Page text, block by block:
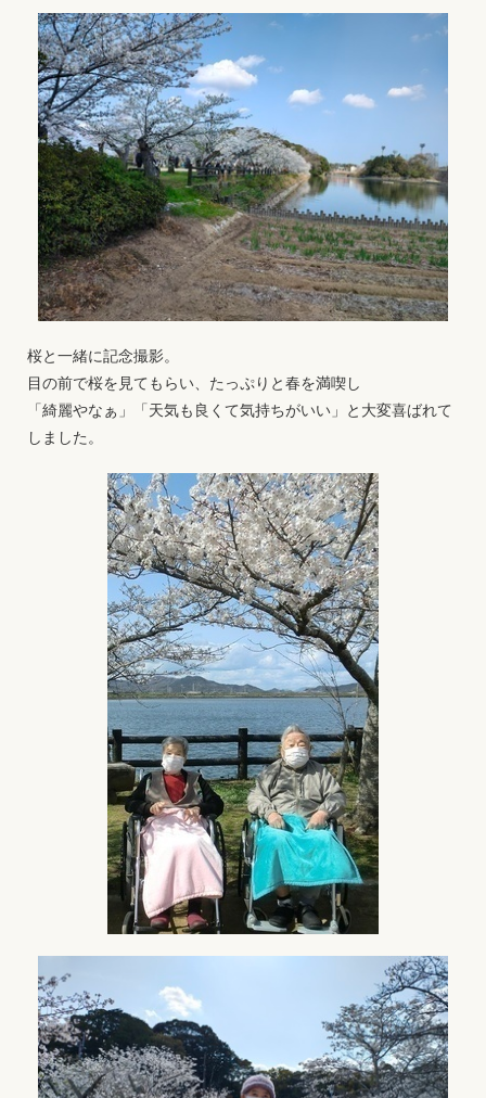
桜と一緒に記念撮影。
目の前で桜を見てもらい、たっぷりと春を満喫し
「綺麗やなぁ」「天気も良くて気持ちがいい」と大変喜ばれて
しました。